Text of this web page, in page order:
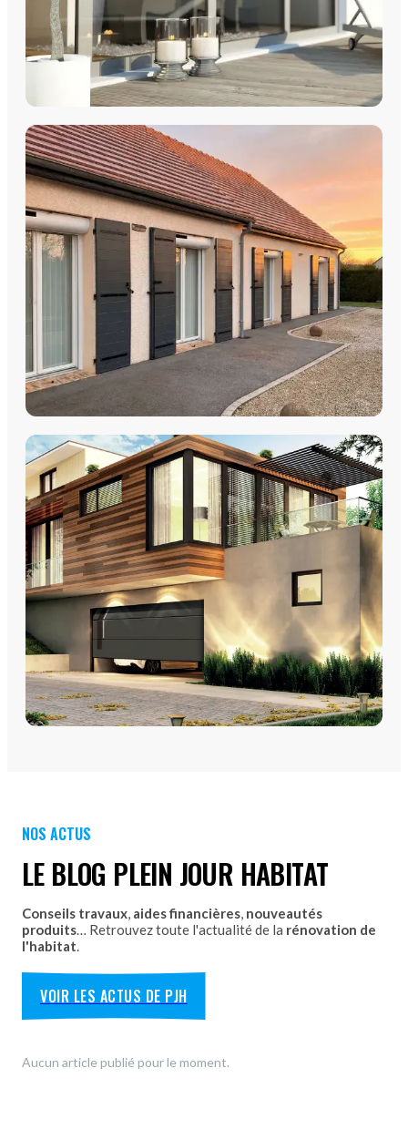
COULISSANTS & BAIES VITRÉES
Coulissants Aluminium
Découvrez nos Baies coulissantes et portes-fenêtres
aluminium avec pose par les équipes Plein Jour Habitat.
DÉCOUVRIR
VOLETS
Volets Roulants Volets Coulissants Volets Battants
Découvrez nos volets roulants, coulissants et battants avec
pose par les équipes Plein Jour Habitat.
DÉCOUVRIR
Découvrez nos portes de garage sectionnelles, basculantes
DÉCOUVRIR
NOS ACTUS
LE BLOG PLEIN JOUR HABITAT
Conseils travaux, aides financières, nouveautés
produits… Retrouvez toute l'actualité de la rénovation de
l'habitat.
VOIR LES ACTUS DE PJH
Aucun article publié pour le moment.